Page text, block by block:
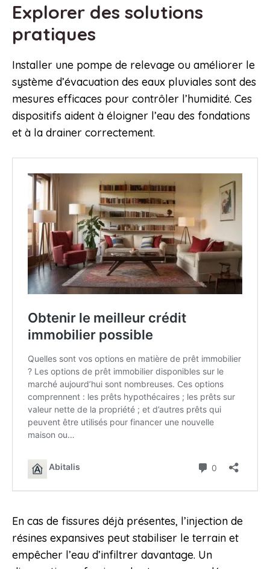
Explorer des solutions
pratiques
Installer une pompe de relevage ou améliorer le
système d’évacuation des eaux pluviales sont des
mesures efficaces pour contrôler l’humidité. Ces
dispositifs aident à éloigner l’eau des fondations
et à la drainer correctement.
En cas de fissures déjà présentes, l’injection de
résines expansives peut stabiliser le terrain et
empêcher l’eau d’infiltrer davantage. Un